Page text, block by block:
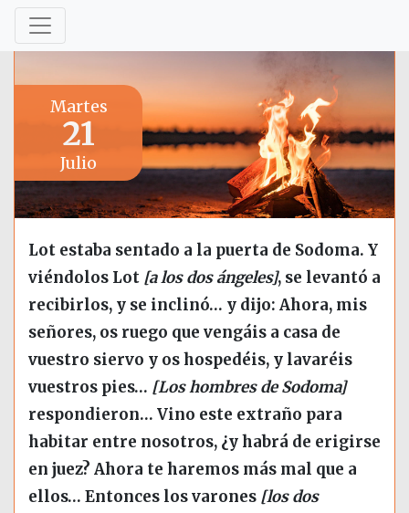
Martes
21
Julio
Lot estaba sentado a la puerta de Sodoma. Y
viéndolos Lot [a los dos ángeles], se levantó a
recibirlos, y se inclinó… y dijo: Ahora, mis
señores, os ruego que vengáis a casa de
vuestro siervo y os hospedéis, y lavaréis
vuestros pies… [Los hombres de Sodoma]
respondieron… Vino este extraño para
habitar entre nosotros, ¿y habrá de erigirse
en juez? Ahora te haremos más mal que a
ellos… Entonces los varones [los dos